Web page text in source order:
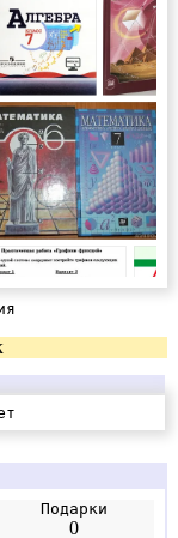
Подарки
0